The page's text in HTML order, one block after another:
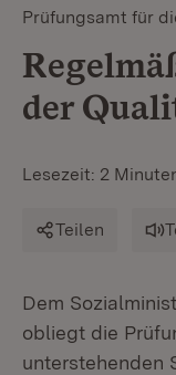
Prüfungsamt für
der
Lesezeit: 2
Teilen
Dem
obliegt die
unterstehenden